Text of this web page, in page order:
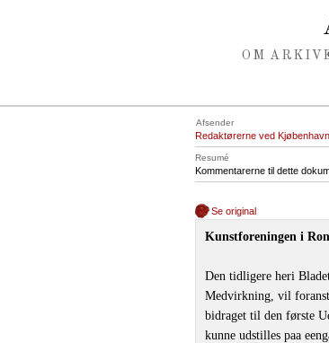
OM
Afsender
Redaktørerne ved
Resumé
Kommentarerne til dette
Se original
Kunstforeningen i
Den tidligere heri
Medvirkning, vil
bidraget til den første
kunne udstilles paa